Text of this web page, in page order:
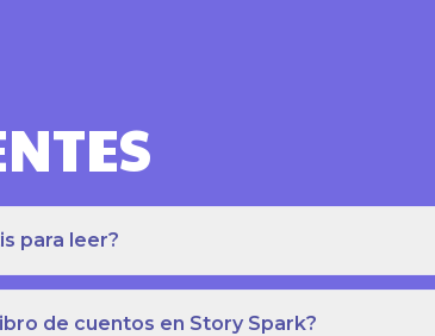
para leer?
de cuentos en Story Spark?